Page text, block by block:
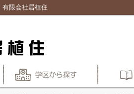
有限会社居植住